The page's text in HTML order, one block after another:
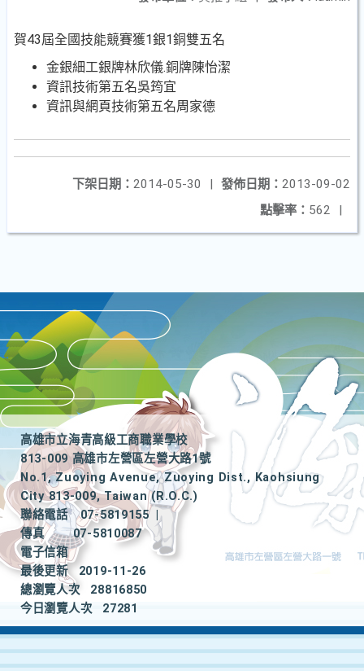
賀43屆全國技能競賽獲1銀1銅雙五名
金銀細工銀牌林欣儀.銅牌陳怡潔
資訊技術第五名吳筠宜
資訊與網頁技術第五名周家德
發佈日期： 2013-09-02
下架日期： 2014-05-30
|
點擊率： 562 |
高雄市立海青高級工商職業學校
813-009 高雄市左營區左營大路1號
No.1, Zuoying Avenue, Zuoying Dist., Kaohsiung
City 813-009, Taiwan (R.O.C.)
聯絡電話
07-5819155
|
傳真
07-5810087
電子信箱
最後更新
2019-11-26
總瀏覽人次
28816850
今日瀏覽人次
27281